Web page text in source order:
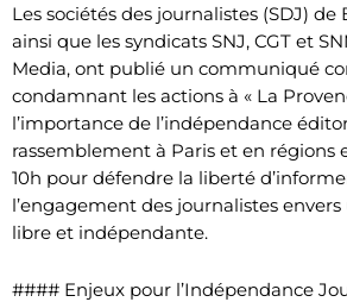
Les sociétés des journalistes (SDJ) de
ainsi que les syndicats SNJ, CGT et
Media, ont publié un communiqué
condamnant les actions à « La
l’importance de l’indépendance
rassemblement à Paris et en régions
10h pour défendre la liberté
l’engagement des journalistes
libre et indépendante.
#### Enjeux pour l’Indépendance